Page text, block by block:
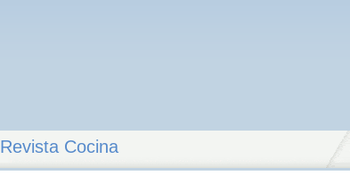
Revista Cocina